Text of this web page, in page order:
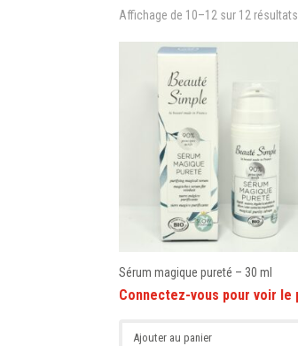
Affichage de 10–12 sur 12 résultats
Sérum magique pureté – 30 ml
Ajouter au panier